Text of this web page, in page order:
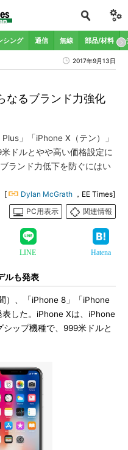
シング 通信 無線 部品/材料
2017年9月13日
なるブランド力強化
」「iPhone X（テン）」
ドルとやや高い価格設定に
ランド力低下を防ぐにはい
[ Dylan McGrath ，EE Times]
PC用表示
関連情報
LINE Hatena
ルも発表
）、「iPhone 8」「iPhone
した。iPhone Xは、iPhone
ップ機種で、999米ドルと